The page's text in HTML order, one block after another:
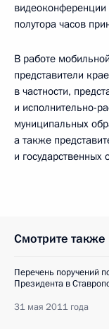
полутора часов
В работе
представители
в частности,
и исполнительно-
муниципальных
а также
и
Смотрите также
Перечень поручений
Президента в
31 мая 2011 года